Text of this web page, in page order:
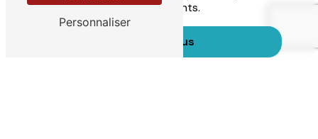
sécurisée pour tous nos patients.
En savoir plus
Personnaliser